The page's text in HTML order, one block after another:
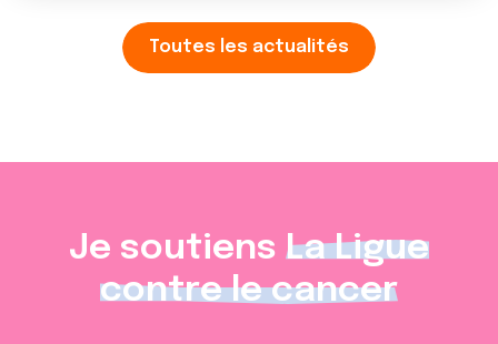
Toutes les actualités
Je soutiens La Ligue
contre le cancer